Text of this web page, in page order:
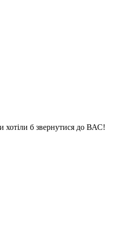
хотіли б звернутися до ВАС!